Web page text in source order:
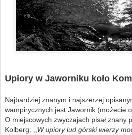
Upiory w Jaworniku koło
Najbardziej znanym i najszerzej
wampirycznych jest Jawornik (możecie
O miejscowych zwyczajach pisał znany
Kolberg: ,, W upiory lud górski wierzy